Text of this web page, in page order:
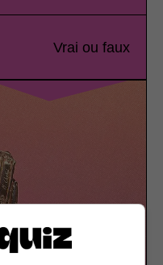
Vrai ou faux